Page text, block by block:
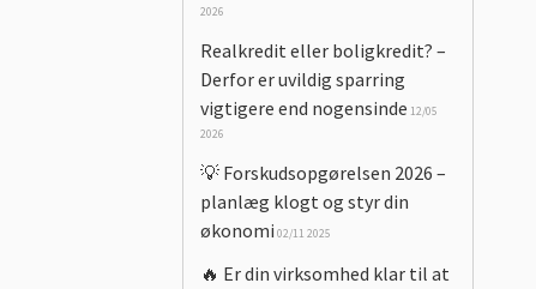
2026
Realkredit eller boligkredit? –
Derfor er uvildig sparring
vigtigere end nogensinde 12/05
2026
💡 Forskudsopgørelsen 2026 –
planlæg klogt og styr din
økonomi 02/11 2025
🔥 Er din virksomhed klar til at